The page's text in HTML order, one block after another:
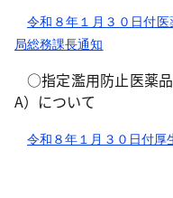
令和８年１月３０日付
局総務課長通知
○指定濫用防止医薬
A）について
令和８年１月３０日付厚